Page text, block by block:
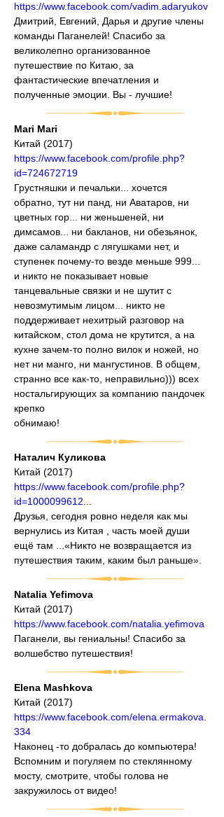
https://www.facebook.com/vadim.adaryukov
Дмитрий, Евгений, Дарья и другие члены
команды Паганелей! Спасибо за
великолепно организованное
путешествие по Китаю, за
фантастические впечатления и
полученные эмоции. Вы - лучшие!
Mari Mari
Китай (2017)
https://www.facebook.com/profile.php?
id=724672719
Грустняшки и печальки... хочется
обратно, тут ни панд, ни Аватаров, ни
цветных гор... ни женьшеней, ни
димсамов... ни бакланов, ни обезьянок,
даже саламандр с лягушками нет, и
ступенек почему-то везде меньше 999...
и никто не показывает новые
танцевальные связки и не шутит с
невозмутимым лицом... никто не
поддерживает нехитрый разговор на
китайском, стол дома не крутится, а на
кухне зачем-то полно вилок и ножей, но
нет ни манго, ни мангустинов. В общем,
странно все как-то, неправильно))) всех
ностальгирующих за компанию пандочек
крепко
обнимаю!
Наталич Куликова
Китай (2017)
https://www.facebook.com/profile.php?
id=1000099612
Друзья, сегодня ровно неделя как мы
вернулись из Китая , часть моей души
ещё там ...«Никто не возвращается из
путешествия таким, каким был раньше».
Natalia Yefimova
Китай (2017)
https://www.facebook.com/natalia.yefimova
Паганели, вы гениальны! Спасибо за
волшебство путешествия!
Elena Mashkova
Китай (2017)
https://www.facebook.com/elena.ermakova.
334
Наконец -то добралась до компьютера!
Вспомним и погуляем по стеклянному
мосту, смотрите, чтобы голова не
закружилось от видео!